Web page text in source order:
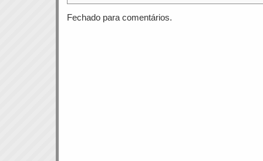
Fechado para comentários.